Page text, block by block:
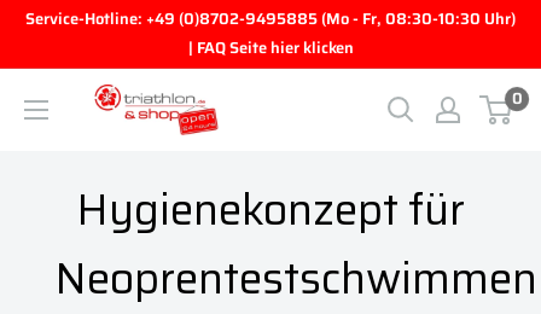
Direkt zum Inhalt
Service-Hotline: +49 (0)8702-9495885 (Mo - Fr, 08:30-10:30 Uhr)
| FAQ Seite hier klicken
triathlon.de GmbH 0
Hygienekonzept für
Neoprentestschwimmen